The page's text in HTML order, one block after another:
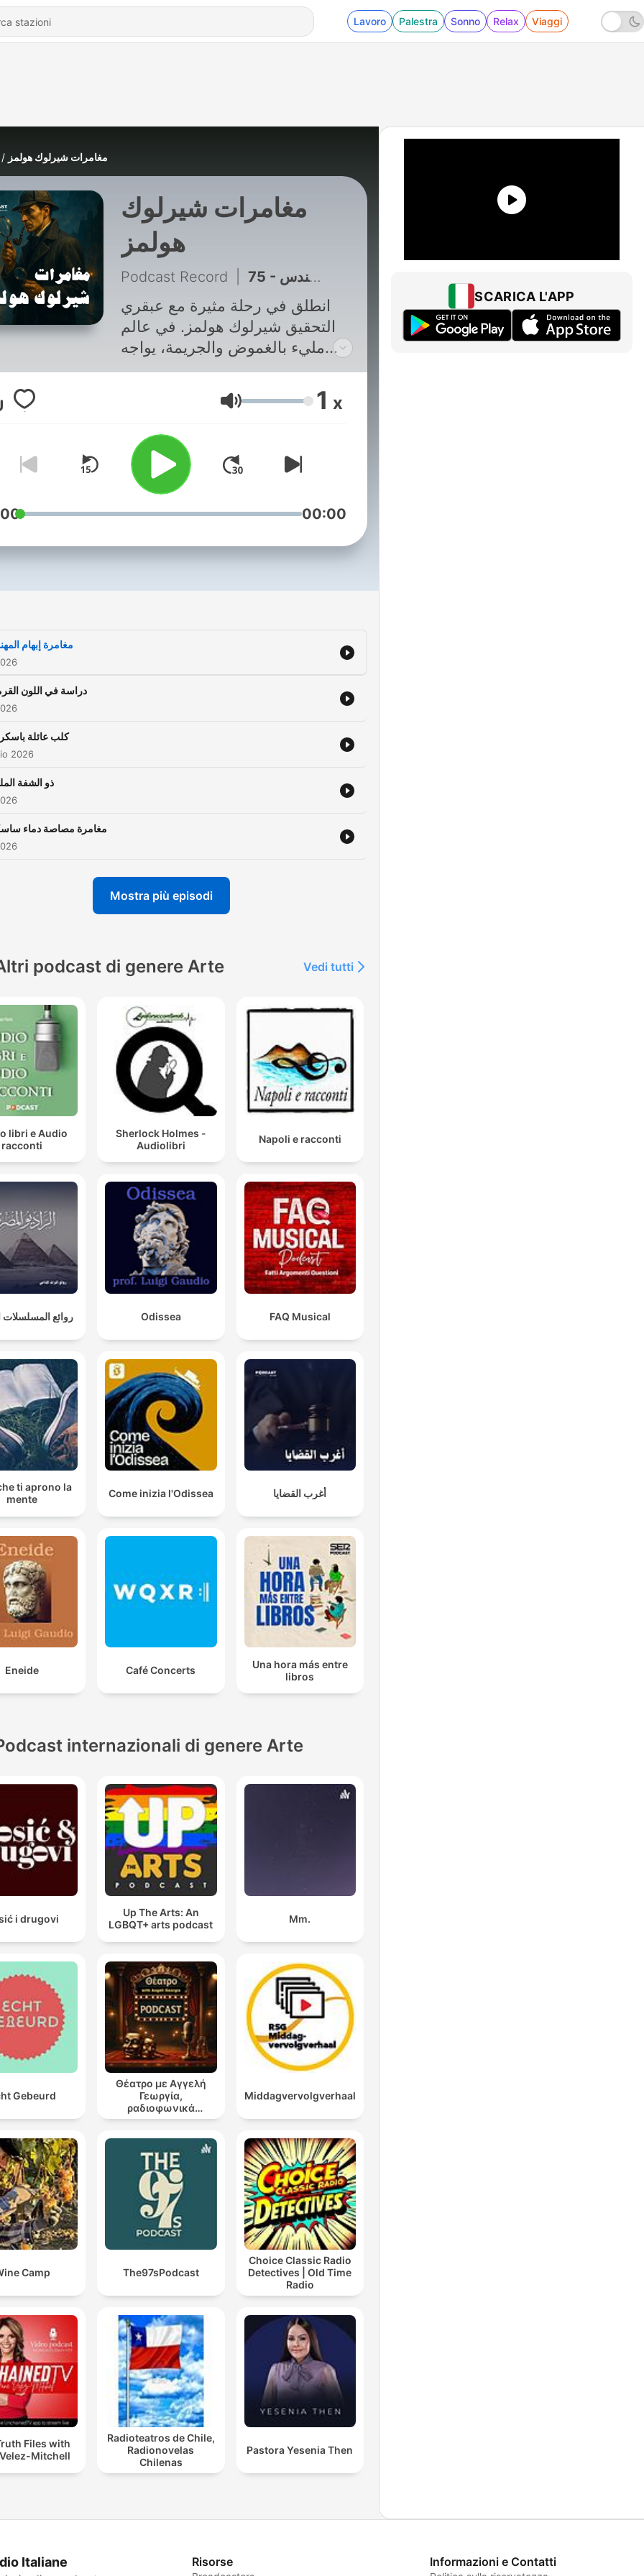
Lavoro Palestra Sonno Relax Viaggi
مغامرات شيرلوك هولمز
مغامرات شيرلوك
هولمز
Podcast Record 75 - مغامرة إبهام المهندس
انطلق في رحلة مثيرة مع عبقري
التحقيق شيرلوك هولمز. في عالم
مليء بالغموض والجريمة، يواجه
هولمز تحديات لا حصر لها. من خلال
حواسه الحادة وعقله النير، يكشف
هولمز عن أسرار مخفية وألغاز
معقدة. انضم إلى هولمز وواطسن
في مغامراتهم المثيرة، واستمتع
بمتابعة التحقيقات المذهلة التي
ستأخذك إلى عوالم غامضة ومليئة
بالمفاجآت.
Volume 1 x
00:00
مغامرة إبهام
دراسة في اللون
كلب عائلة
2026
ذو الشفة
مغامرة مصاصة دماء
Mostra più episodi
podcast di genere Arte Vedi tutti
libri e Audio
racconti
Sherlock Holmes -
Audiolibri
Napoli e racconti
روائع المسلسلات Odissea FAQ Musical
ti aprono la
mente
Come inizia l'Odissea أغرب القضايا
Eneide Café Concerts
Una hora más entre
libros
internazionali di genere Arte
i drugovi
Up The Arts: An
LGBQT+ arts podcast
Mm.
Gebeurd
Θέατρο με Αγγελή
Γεωργία,
ραδιοφωνικά
θεατρικά έργα
Middagvervolgverhaal
Camp The97sPodcast
Choice Classic Radio
Detectives | Old Time
Radio
Files with
Mitchell
Radioteatros de Chile,
Radionovelas
Chilenas
Pastora Yesenia Then
SCARICA L'APP
Italiane Risorse Informazioni e Contatti